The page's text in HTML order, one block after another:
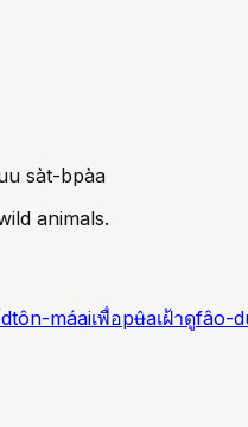
sàt-bpàa
animals.
dtôn-máaiเพื่อpʉ̂aเฝ้าดูfâo-